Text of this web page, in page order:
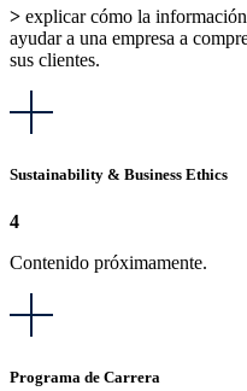
> explicar cómo la
ayudar a una empresa a
sus clientes.
Sustainability & Business Ethics
4
Contenido próximamente.
Programa de Carrera